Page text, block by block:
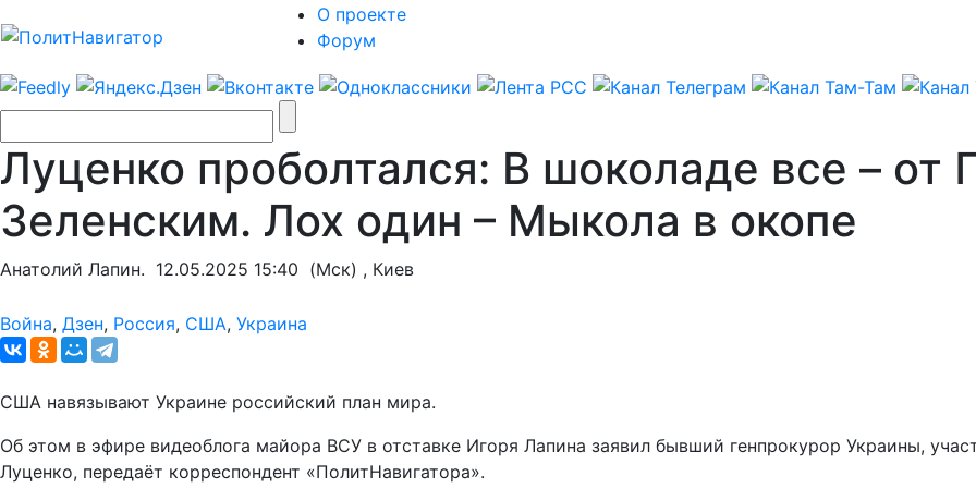
О проекте
Форум
Луценко проболтался: В шоколаде все – от
Зеленским. Лох один – Мыкола в окопе
Анатолий Лапин. 12.05.2025 15:40 (Мск) , Киев
Война, Дзен, Россия, США, Украина
США навязывают Украине российский план мира.
Об этом в эфире видеоблога майора ВСУ в отставке Игоря Лапина заявил бывший генпрокурор Украины,
Луценко, передаёт корреспондент «ПолитНавигатора».